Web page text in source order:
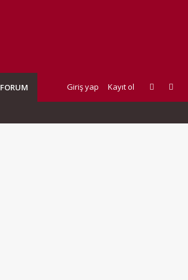
FORUM Giriş yap Kayıt ol